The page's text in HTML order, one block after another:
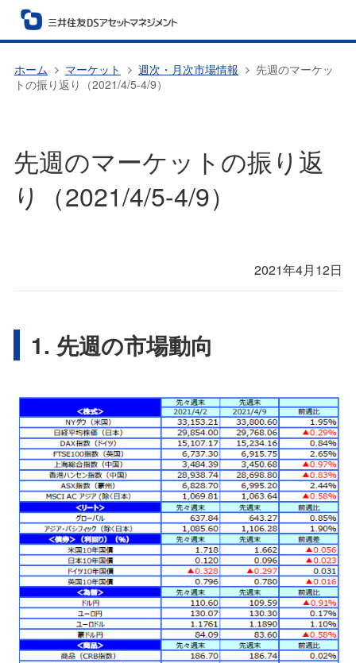
ホーム マーケット 週次・月次市場情報
先週のマーケッ
トの振り返り（2021/4/5-4/9）
先週のマーケットの振り返
り（2021/4/5-4/9）
2021年4月12日
1. 先週の市場動向